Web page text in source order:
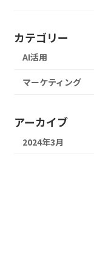
カテゴリー
AI活用
マーケティング
アーカイブ
2024年3月